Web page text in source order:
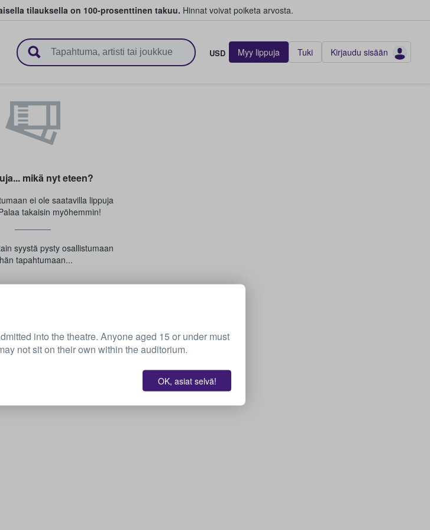
tilauksella on 100-prosenttinen takuu. Hinnat voivat poiketa arvosta.
USD Myy lippuja Tuki Kirjaudu sisään
mikä nyt eteen?
ei ole saatavilla lippuja
takaisin myöhemmin!
syystä pysty osallistumaan
tapahtumaan...
into the theatre. Anyone aged 15 or under must
not sit on their own within the auditorium.
OK, asiat selvä!